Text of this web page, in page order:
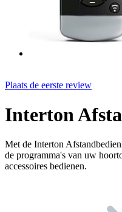
Plaats de eerste review
Interton
Met de Interton
de programma's van uw
accessoires bedienen.